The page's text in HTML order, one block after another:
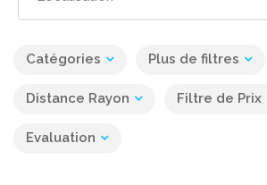
Catégories Plus de filtres
Distance Rayon Filtre de Prix
Evaluation